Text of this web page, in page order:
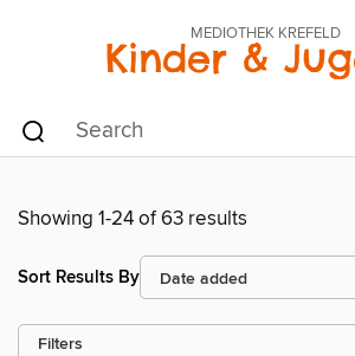
MEDIOTHEK KREFELD
Kinder &
Showing 1-24 of 63 results
Sort Results By
Filters